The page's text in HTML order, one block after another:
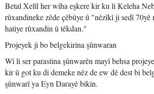
Betal Xelîl her wiha eşkere kir ku li Keleha
rûxandineke zêde çêbûye û "nêzîkî ji sedî 70yê
hatiye rûxandin û têkdan."
Projeyek ji bo belgekirina şûnwaran
Wî li ser parastina şûnwarên mayî behsa
kir û got ku di demeke nêz de ew dê dest bi
şûnwarî ya Eyn Darayê bikin.